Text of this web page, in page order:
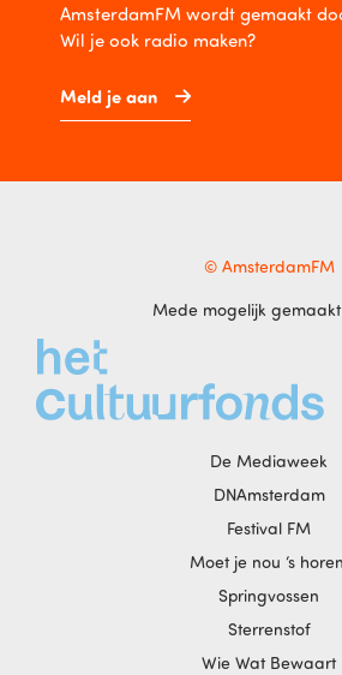
AmsterdamFM wordt gemaakt
Wil je ook radio maken?
Meld je aan
© AmsterdamFM
Mede mogelijk
De Mediaweek
DNAmsterdam
Festival FM
Moet je nou ‘s
Springvossen
Sterrenstof
Wie Wat Bewaart